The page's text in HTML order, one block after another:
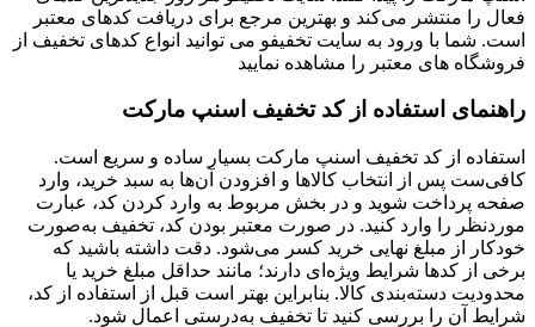
فعال را منتشر می‌کند و بهترین مرجع برای دریافت کدهای معتبر
است. شما با ورود به سایت تخفیفو می توانید انواع کدهای تخفیف از
فروشگاه های معتبر را مشاهده نمایید
راهنمای استفاده از کد تخفیف اسنپ مارکت
استفاده از کد تخفیف اسنپ مارکت بسیار ساده و سریع است.
کافی‌ست پس از انتخاب کالاها و افزودن آن‌ها به سبد خرید، وارد
صفحه پرداخت شوید و در بخش مربوط به وارد کردن کد، عبارت
موردنظر را وارد کنید. در صورت معتبر بودن کد، تخفیف به‌صورت
خودکار از مبلغ نهایی خرید کسر می‌شود. دقت داشته باشید که
برخی از کدها شرایط ویژه‌ای دارند؛ مانند حداقل مبلغ خرید یا
محدودیت دسته‌بندی کالا. بنابراین بهتر است قبل از استفاده از کد،
شرایط آن را بررسی کنید تا تخفیف به‌درستی اعمال شود.